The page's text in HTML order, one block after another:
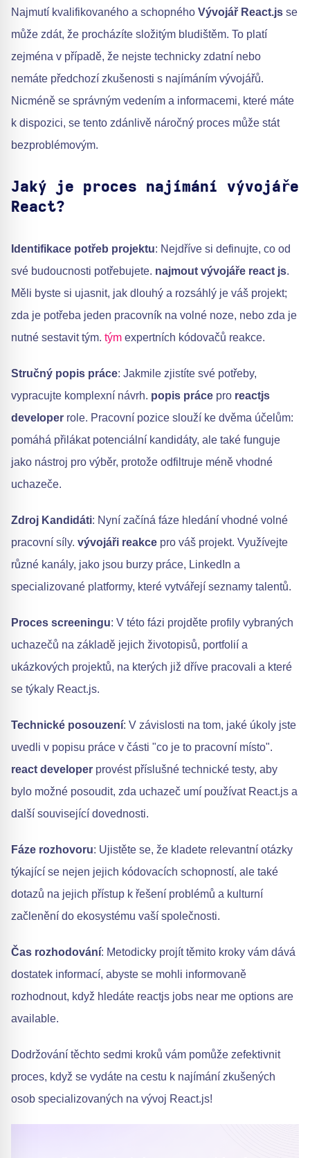
Najmutí kvalifikovaného a schopného Vývojář React.js se
může zdát, že procházíte složitým bludištěm. To platí
zejména v případě, že nejste technicky zdatní nebo
nemáte předchozí zkušenosti s najímáním vývojářů.
Nicméně se správným vedením a informacemi, které máte
k dispozici, se tento zdánlivě náročný proces může stát
bezproblémovým.
Jaký je proces najímání vývojáře
React?
Identifikace potřeb projektu: Nejdříve si definujte, co od
své budoucnosti potřebujete. najmout vývojáře react js.
Měli byste si ujasnit, jak dlouhý a rozsáhlý je váš projekt;
zda je potřeba jeden pracovník na volné noze, nebo zda je
nutné sestavit tým. tým expertních kódovačů reakce.
Stručný popis práce: Jakmile zjistíte své potřeby,
vypracujte komplexní návrh. popis práce pro reactjs
developer role. Pracovní pozice slouží ke dvěma účelům:
pomáhá přilákat potenciální kandidáty, ale také funguje
jako nástroj pro výběr, protože odfiltruje méně vhodné
uchazeče.
Zdroj Kandidáti: Nyní začíná fáze hledání vhodné volné
pracovní síly. vývojáři reakce pro váš projekt. Využívejte
různé kanály, jako jsou burzy práce, LinkedIn a
specializované platformy, které vytvářejí seznamy talentů.
Proces screeningu: V této fázi projděte profily vybraných
uchazečů na základě jejich životopisů, portfolií a
ukázkových projektů, na kterých již dříve pracovali a které
se týkaly React.js.
Technické posouzení: V závislosti na tom, jaké úkoly jste
uvedli v popisu práce v části "co je to pracovní místo".
react developer provést příslušné technické testy, aby
bylo možné posoudit, zda uchazeč umí používat React.js a
další související dovednosti.
Fáze rozhovoru: Ujistěte se, že kladete relevantní otázky
týkající se nejen jejich kódovacích schopností, ale také
dotazů na jejich přístup k řešení problémů a kulturní
začlenění do ekosystému vaší společnosti.
Čas rozhodování: Metodicky projít těmito kroky vám dává
dostatek informací, abyste se mohli informovaně
rozhodnout, když hledáte reactjs jobs near me options are
available.
Dodržování těchto sedmi kroků vám pomůže zefektivnit
proces, když se vydáte na cestu k najímání zkušených
osob specializovaných na vývoj React.js!